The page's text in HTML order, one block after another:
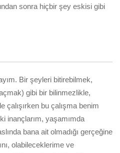
sonra hiçbir şey eskisi gibi
Bir şeyleri bitirebilmek,
gibi bir bilinmezlikle,
çalışırken bu çalışma benim
inançlarım, yaşamımda
bana ait olmadığı gerçeğine
olabileceklerime ve